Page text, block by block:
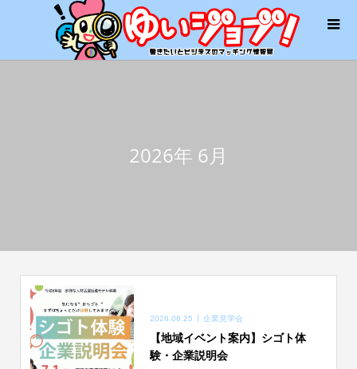
2026年 6月
2026.06.25 企業見学会
【地域イベント案内】シゴト体
験・企業説明会